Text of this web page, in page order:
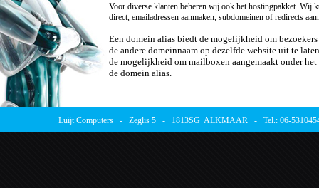
Luijt Computers - Zeglis 5 - 1813SG ALKMAAR - Tel.: 06-
Voor diverse klanten beheren wij ook het hostingpakket. Wij
direct, emailadressen aanmaken, subdomeinen of redirects
Een domein alias biedt de mogelijkheid om
de andere domeinnaam op dezelfde website uit te
de mogelijkheid om mailboxen aangemaakt onder
de domein alias.